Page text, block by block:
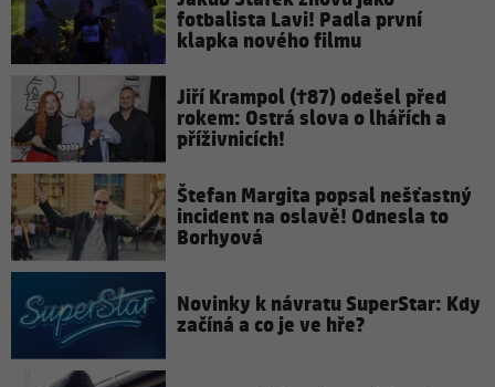
fotbalista Lavi! Padla první
klapka nového filmu
Jiří Krampol (†87) odešel před
rokem: Ostrá slova o lhářích a
příživnicích!
Štefan Margita popsal nešťastný
incident na oslavě! Odnesla to
Borhyová
Novinky k návratu SuperStar: Kdy
začíná a co je ve hře?